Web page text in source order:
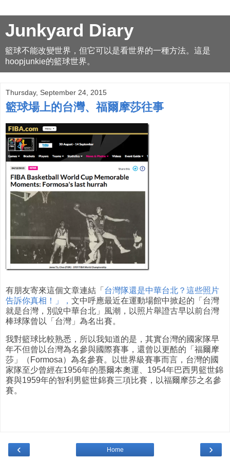
Junkyard Diary
籃球不能改變世界，但它可以是看世界的一種方法。這是
hoopjunkie的籃球世界。
Thursday, September 24, 2015
籃球場上的台灣、福爾摩莎往事
有朋友寄來這個文章連結「 台灣隊還是中華台北？這些照片
告訴你真相！」， 文中呼應最近在運動場館中掀起的「台灣
就是台灣，別說中華台北」風潮，以照片舉證古早以前台灣
棒球隊曾以「台灣」為名出賽。
我對籃球比較熟悉，所以我知道的是，其實台灣的國家隊早
年不但曾以台灣為名參與國際賽事，還曾以更酷的「福爾摩
莎」（Formosa）為名參賽。以世界級賽事而言，台灣的國
家隊至少曾經在1956年的墨爾本奧運、1954年巴西男籃世錦
賽與1959年的智利男籃世錦賽三項比賽，以福爾摩莎之名參
賽。
‹ ›
Home